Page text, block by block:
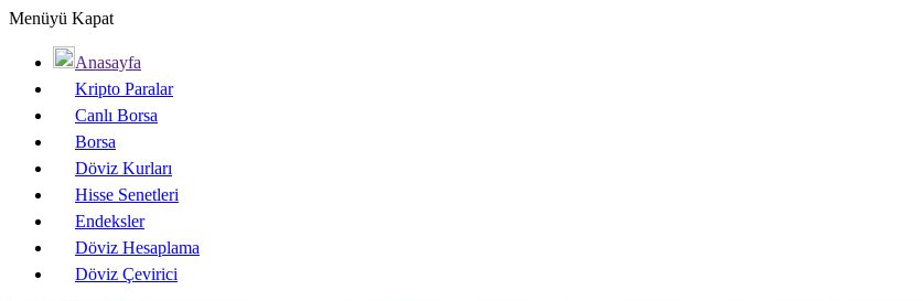
Menüyü Kapat
Anasayfa
Kripto Paralar
Canlı Borsa
Borsa
Döviz Kurları
Hisse Senetleri
Endeksler
Döviz Hesaplama
Döviz Çevirici